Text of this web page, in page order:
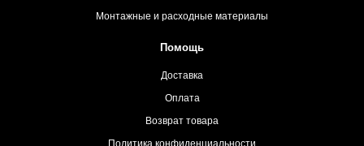
Монтажные и расходные материалы
Помощь
Доставка
Оплата
Возврат товара
Политика конфиденциальности